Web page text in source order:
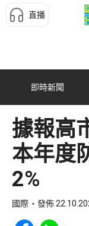
直播
即時新聞
據報高
本年度
2%
國際 發佈
Share to Facebook
Share to